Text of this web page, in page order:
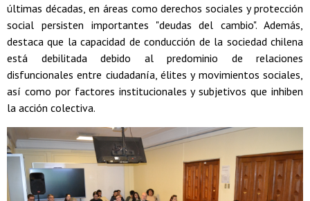
últimas décadas, en áreas como derechos sociales y protección
social persisten importantes "deudas del cambio". Además,
destaca que la capacidad de conducción de la sociedad chilena
está debilitada debido al predominio de relaciones
disfuncionales entre ciudadanía, élites y movimientos sociales,
así como por factores institucionales y subjetivos que inhiben
la acción colectiva.